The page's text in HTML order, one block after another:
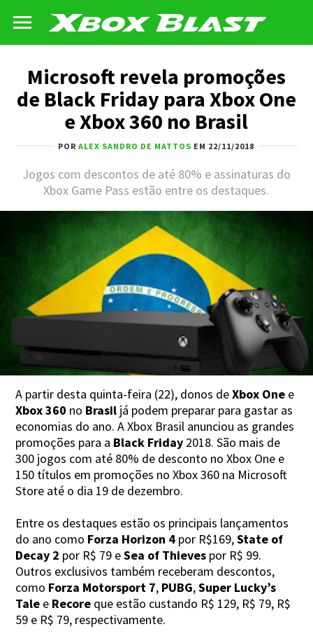
Microsoft revela promoções
de Black Friday para Xbox One
e Xbox 360 no Brasil
PORALEX SANDRO DE MATTOS EM 22/11/2018
Jogos com descontos de até 80% e assinaturas do
Xbox Game Pass estão entre os destaques.
A partir desta quinta-feira (22), donos deXbox One e
Xbox 360 no Brasil já podem preparar para gastar as
economias do ano. A Xbox Brasil anunciou as grandes
promoções para a Black Friday 2018. São mais de
300 jogos com até 80% de desconto no Xbox One e
150 títulos em promoções no Xbox 360 na Microsoft
Store até o dia 19 de dezembro.
Entre os destaques estão os principais lançamentos
do ano como Forza Horizon 4 por R$169,State of
Decay 2 por R$ 79 eSea of Thieves por R$ 99.
Outros exclusivos também receberam descontos,
como Forza Motorsport 7, PUBG,Super Lucky’s
Tale e Recore que estão custando R$ 129, R$ 79, R$
59 e R$ 79, respectivamente.